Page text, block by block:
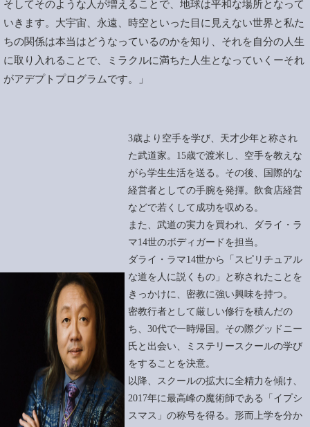
そしてそのような人が増えることで、地球は平和な場所となって
いきます。大宇宙、永遠、時空といった目に見えない世界と私た
ちの関係は本当はどうなっているのかを知り、それを自分の人生
に取り入れることで、ミラクルに満ちた人生となっていくーそれ
がアデプトプログラムです。」
3歳より空手を学び、天才少年と称され
た武道家。 15歳で渡米し、空手を教えな
がら学生生活を送る。 その後、国際的な
経営者としての手腕を発揮。 飲食店経営
などで若くして成功を収める。
また、武道の実力を買われ、ダライ・ラ
マ14世のボディガードを担当。
ダライ・ラマ14世から「スピリチュアル
な道を人に説くもの」と称されたことを
きっかけに、密教に強い興味を持つ。
密教行者として厳しい修行を積んだの
ち、30代で一時帰国。その際グッドニー
氏と出会い、ミステリースクールの学び
をすることを決意。
以降、スクールの拡大に全精力を傾け、
2017年に最高峰の魔術師である「イプシ
スマス」の称号を得る。形而上学を分か